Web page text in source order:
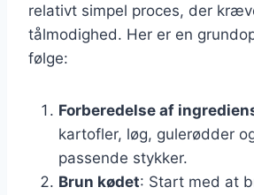
relativt simpel proces, der
tålmodighed. Her er en
følge:
Forberedelse af
kartofler, løg, gulerødder
passende stykker.
Brun kødet: Start med at